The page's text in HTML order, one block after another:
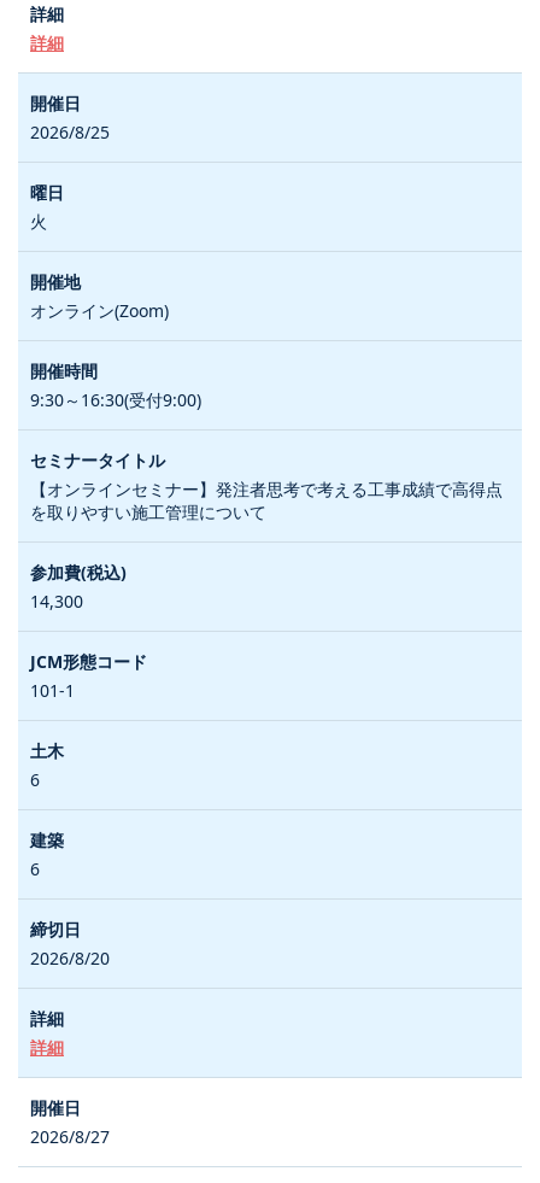
詳細
2026/8/25
火
オンライン(Zoom)
9:30～16:30(受付9:00)
【オンラインセミナー】発注者思考で考える工事成績で高得点
を取りやすい施工管理について
14,300
101-1
6
6
2026/8/20
詳細
2026/8/27